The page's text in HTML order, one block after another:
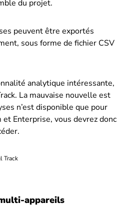
du projet.
peuvent être exportés
sous forme de fichier CSV
analytique intéressante,
La mauvaise nouvelle est
n’est disponible que pour
Enterprise, vous devrez donc
appareils